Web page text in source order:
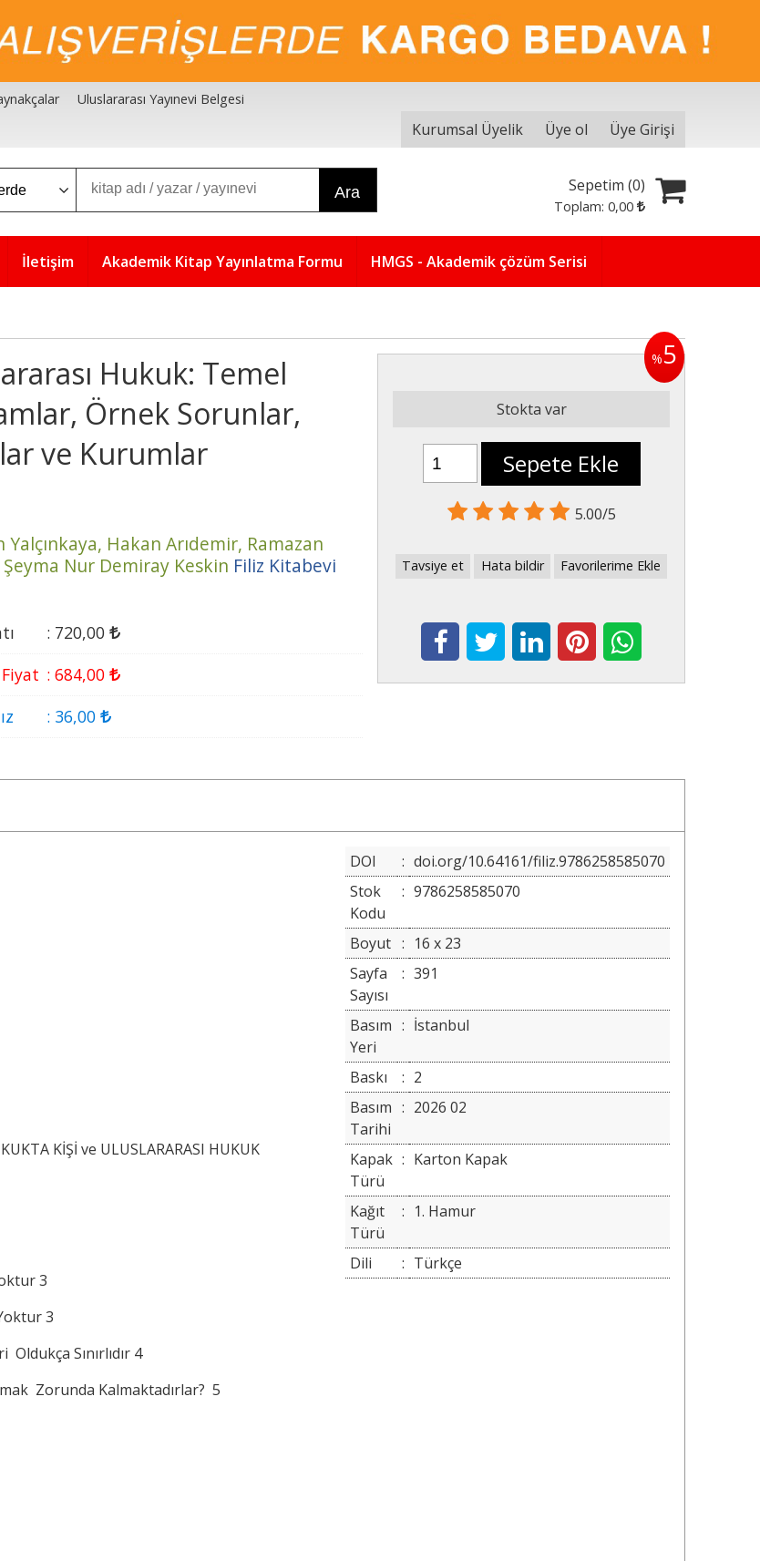
Uluslararası Yayınevi Belgesi
Kurumsal Üyelik Üye ol Üye Girişi
Ara Sepetim (0)
Toplam:0,00
İletişim Akademik Kitap Yayınlatma Formu HMGS - Akademik çözüm Serisi
Hukuk: Temel
Örnek Sorunlar,
ve Kurumlar
Hakan Arıdemir, Ramazan
Şeyma Nur Demiray Keskin Filiz Kitabevi
: 720,00
: 684,00
: 36,00
%5
Stokta var
Sepete Ekle
5.00/5
Tavsiye et Hata bildir Favorilerime Ekle
KİŞİ ve ULUSLARARASI HUKUK
3
3
Sınırlıdır 4
Zorunda Kalmaktadırlar? 5
DOI : doi.org/10.64161/filiz.9786258585070
Stok
Kodu
: 9786258585070
Boyut : 16 x 23
Sayfa
Sayısı
: 391
Basım
Yeri
: İstanbul
Baskı : 2
Basım
Tarihi
: 2026 02
Kapak
Türü
: Karton Kapak
Kağıt
Türü
: 1. Hamur
Dili : Türkçe